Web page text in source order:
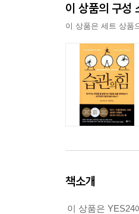
이 상품의 구성
이 상품은 세트 상품
책소개
이 상품은 YES24